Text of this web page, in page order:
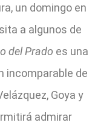
un domingo en
a algunos de
del Prado es una
incomparable de
Goya y
admirar